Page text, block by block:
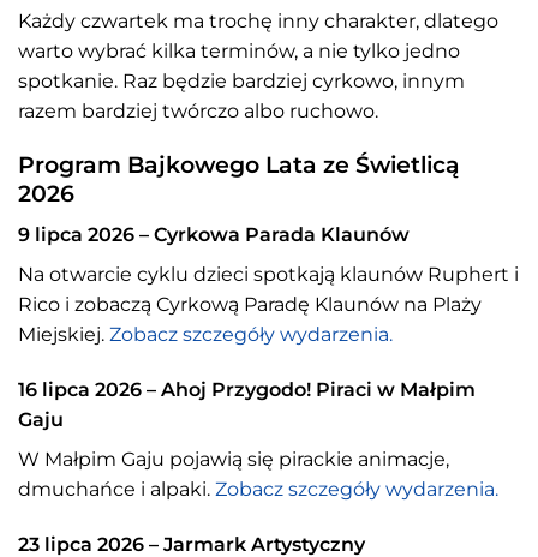
Każdy czwartek ma trochę inny charakter, dlatego
warto wybrać kilka terminów, a nie tylko jedno
spotkanie. Raz będzie bardziej cyrkowo, innym
razem bardziej twórczo albo ruchowo.
Program Bajkowego Lata ze Świetlicą
2026
9 lipca 2026 – Cyrkowa Parada Klaunów
Na otwarcie cyklu dzieci spotkają klaunów Ruphert i
Rico i zobaczą Cyrkową Paradę Klaunów na Plaży
Miejskiej. Zobacz szczegóły wydarzenia.
16 lipca 2026 – Ahoj Przygodo! Piraci w Małpim
Gaju
W Małpim Gaju pojawią się pirackie animacje,
dmuchańce i alpaki. Zobacz szczegóły wydarzenia.
23 lipca 2026 – Jarmark Artystyczny